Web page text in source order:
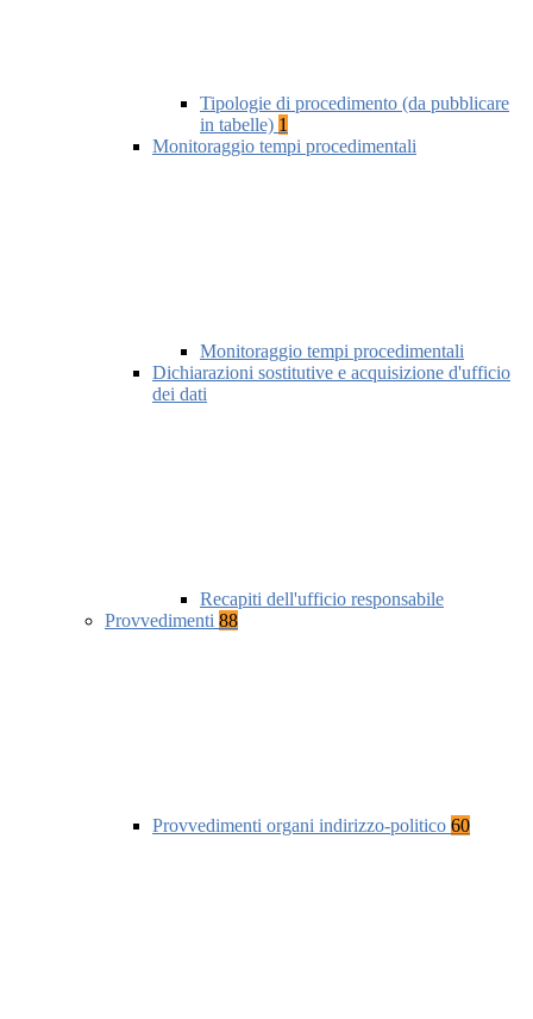
Tipologie di procedimento (da pubblicare
in tabelle) 1
Monitoraggio tempi procedimentali
Monitoraggio tempi procedimentali
Dichiarazioni sostitutive e acquisizione d'ufficio
dei dati
Recapiti dell'ufficio responsabile
Provvedimenti 88
Provvedimenti organi indirizzo-politico 60